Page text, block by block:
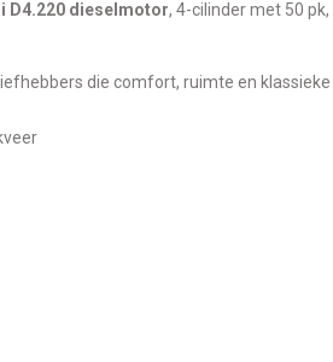
D4.220 dieselmotor, 4-cilinder met 50
die comfort, ruimte en